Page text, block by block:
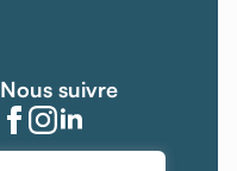
Nous suivre